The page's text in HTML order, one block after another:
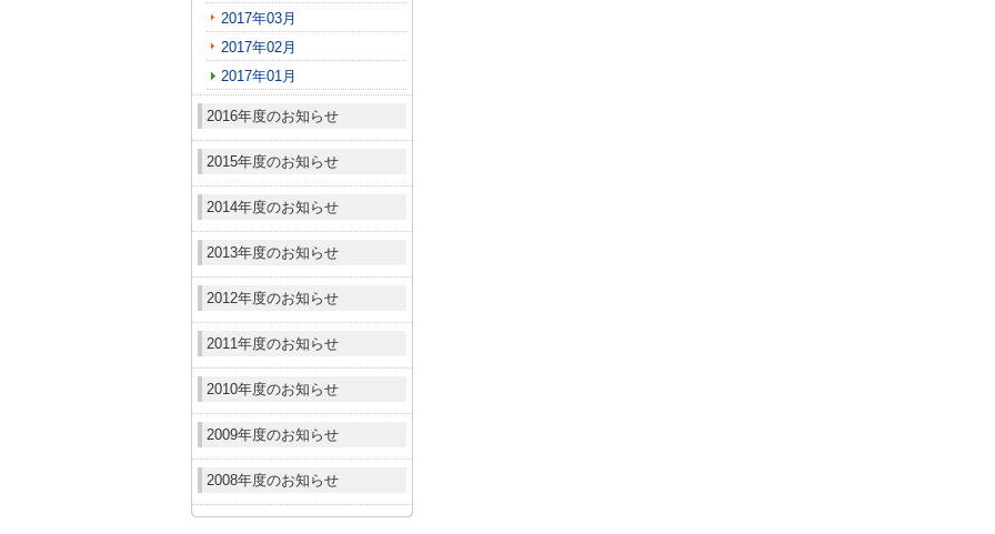
2017年03月
2017年02月
2017年01月
2016年度のお知らせ
2015年度のお知らせ
2014年度のお知らせ
2013年度のお知らせ
2012年度のお知らせ
2011年度のお知らせ
2010年度のお知らせ
2009年度のお知らせ
2008年度のお知らせ